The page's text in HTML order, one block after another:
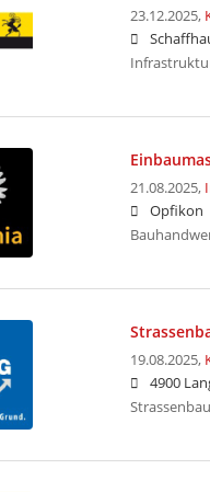
23.12.2025,
21.08.2025,
Opfikon
19.08.2025,
4900